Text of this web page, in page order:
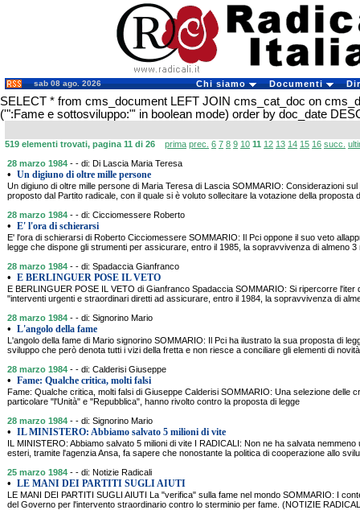
sab 08 ago. 2026 Chi siamo Documenti
SELECT * from cms_document LEFT JOIN cms_cat_doc on
('":Fame e sottosviluppo:"' in boolean mode) order by doc_date
519 elementi trovati, pagina 11 di 26 prima prec. 6 7 8 9 10 11 12 13 14 15 16 succ.
28 marzo 1984 - - di: Di Lascia Maria Teresa
• Un digiuno di oltre mille persone
Un digiuno di oltre mille persone di Maria Teresa di Lascia SOMMARIO: Considerazioni
proposto dal Partito radicale, con il quale si è voluto sollecitare la votazione della proposta
28 marzo 1984 - - di: Cicciomessere Roberto
• E' l'ora di schierarsi
E' l'ora di schierarsi di Roberto Cicciomessere SOMMARIO: Il Pci oppone il suo veto
legge che dispone gli strumenti per assicurare, entro il 1985, la sopravvivenza di almeno 3
28 marzo 1984 - - di: Spadaccia Gianfranco
• E BERLINGUER POSE IL VETO
E BERLINGUER POSE IL VETO di Gianfranco Spadaccia SOMMARIO: Si ripercorre l'iter
"interventi urgenti e straordinari diretti ad assicurare, entro il 1984, la sopravvivenza di
28 marzo 1984 - - di: Signorino Mario
• L'angolo della fame
L'angolo della fame di Mario signorino SOMMARIO: Il Pci ha ilustrato la sua proposta di
sviluppo che però denota tutti i vizi della fretta e non riesce a conciliare gli elementi di
28 marzo 1984 - - di: Calderisi Giuseppe
• Fame: Qualche critica, molti falsi
Fame: Qualche critica, molti falsi di Giuseppe Calderisi SOMMARIO: Una selezione delle
particolare "l'Unità" e "Repubblica", hanno rivolto contro la proposta di legge
28 marzo 1984 - - di: Signorino Mario
• IL MINISTERO: Abbiamo salvato 5 milioni di vite
IL MINISTERO: Abbiamo salvato 5 milioni di vite I RADICALI: Non ne ha salvata
esteri, tramite l'agenzia Ansa, fa sapere che nonostante la politica di cooperazione allo
25 marzo 1984 - - di: Notizie Radicali
• LE MANI DEI PARTITI SUGLI AIUTI
LE MANI DEI PARTITI SUGLI AIUTI La "verifica" sulla fame nel mondo SOMMARIO: I
del Governo per l'intervento straordinario contro lo sterminio per fame. (NOTIZIE